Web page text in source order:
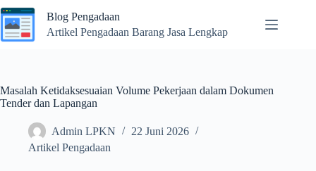
Skip
to
content
Blog Pengadaan
Artikel Pengadaan Barang Jasa Lengkap
Masalah Ketidaksesuaian Volume Pekerjaan dalam Dokumen
Tender dan Lapangan
Admin LPKN
22 Juni 2026
Artikel Pengadaan